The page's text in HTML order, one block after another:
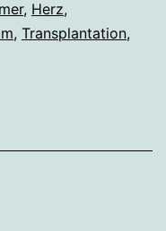
, Herz,
, Transplantation,